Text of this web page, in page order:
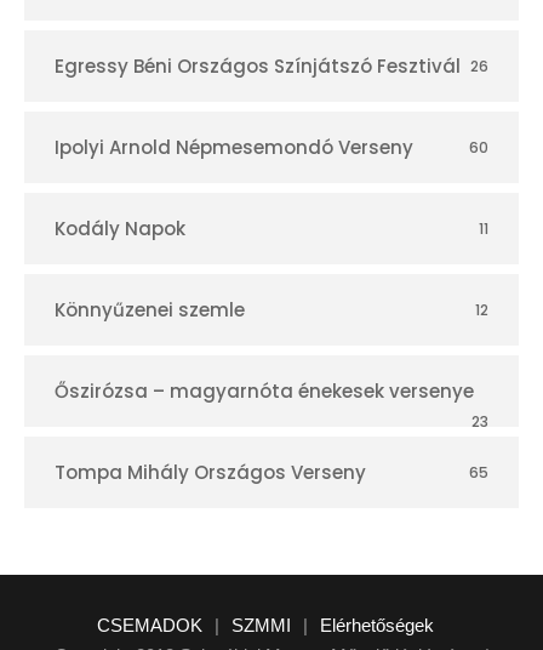
Egressy Béni Országos Színjátszó Fesztivál 26
Ipolyi Arnold Népmesemondó Verseny 60
Kodály Napok 11
Könnyűzenei szemle 12
Őszirózsa – magyarnóta énekesek versenye
23
Tompa Mihály Országos Verseny 65
CSEMADOK | SZMMI |
Elérhetőségek